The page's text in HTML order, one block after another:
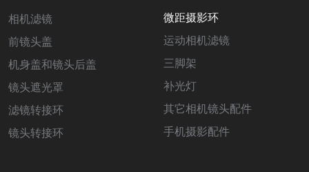
相机滤镜
前镜头盖
机身盖和镜头后盖
镜头遮光罩
滤镜转接环
镜头转接环
微距摄影环
运动相机滤镜
三脚架
补光灯
其它相机镜头配件
手机摄影配件